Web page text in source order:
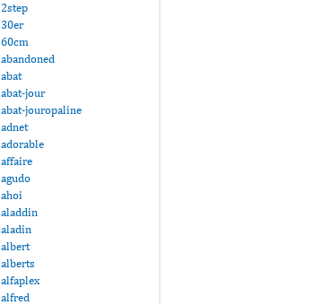
2step
30er
60cm
abandoned
abat
abat-jour
abat-jouropaline
adnet
adorable
affaire
agudo
ahoi
aladdin
aladin
albert
alberts
alfaplex
alfred